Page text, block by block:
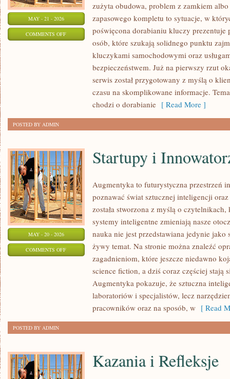
MAY - 21 - 2026
COMMENTS OFFON
UBEZPIECZENIA
AUTOCASCO
zużyta obudowa, problem z zamkiem
zapasowego kompletu to sytuacje, w
poświęcona dorabianiu kluczy prezentuje
osób, które szukają solidnego punktu
kluczykami samochodowymi oraz
bezpieczeństwem. Już na pierwszy rzut
serwis został przygotowany z myślą o
czasu na skomplikowane informacje.
chodzi o dorabianie [ Read More ]
POSTED BY ADMIN
MAY - 20 - 2026
COMMENTS OFFON
INNOWATORZY
Startupy i
Augmentyka to futurystyczna przestrzeń
poznawać świat sztucznej inteligencji
została stworzona z myślą o
systemy inteligentne zmieniają nasze
nauka nie jest przedstawiana jedynie
żywy temat. Na stronie można znaleźć
zagadnieniom, które jeszcze niedawno
science fiction, a dziś coraz częściej stają
Augmentyka pokazuje, że sztuczna
laboratoriów i specjalistów, lecz
pracowników oraz na sposób, w [ Read
POSTED BY ADMIN
Kazania i Refleksje